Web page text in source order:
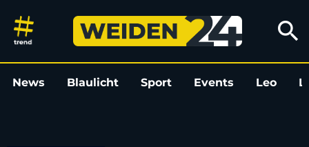
Manuel Edfelder verlässt die
search
News Blaulicht Sport Events Leo